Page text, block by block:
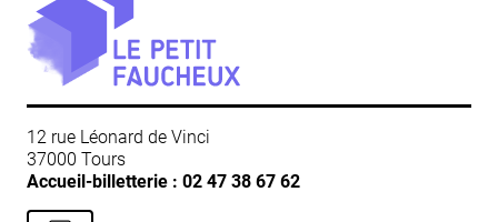
12 rue Léonard de Vinci
37000 Tours
Accueil-billetterie : 02 47 38 67 62